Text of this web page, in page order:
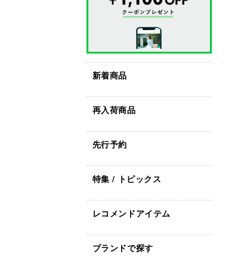
新着商品
再入荷商品
先行予約
特集 / トピックス
レコメンドアイテム
ブランドで探す